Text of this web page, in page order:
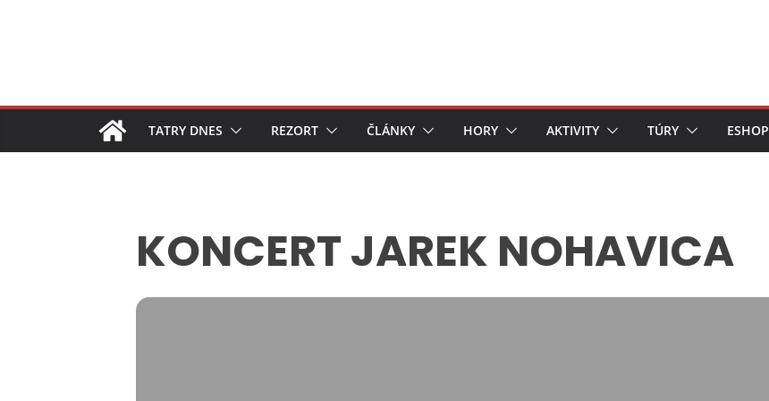
TATRY DNES REZORT ČLÁNKY HORY AKTIVITY TÚRY ESHOP
KONCERT JAREK NOHAVICA